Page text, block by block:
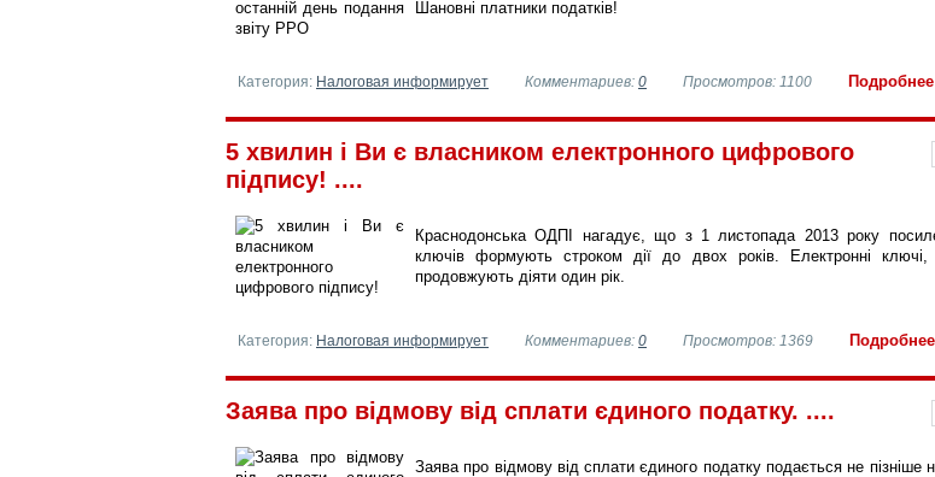
Шановні платники податків!
Категория: Налоговая информирует Комментариев: 0 Просмотров: 1100 Подробнее
5 хвилин і Ви є власником електронного цифрового
підпису! ....
Краснодонська ОДПІ нагадує, що з 1 листопада 2013 року
ключів формують строком дії до двох років. Електронні ключі,
продовжують діяти один рік.
Категория: Налоговая информирует Комментариев: 0 Просмотров: 1369 Подробнее
Заява про відмову від сплати єдиного податку. ....
Заява про відмову від сплати єдиного податку подається не пізніше